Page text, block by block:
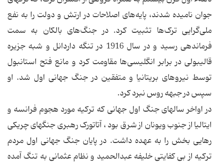
جوان نامیده شدند، پایه‌های اصلاحات در ارتش و دولت را به نفع
ملی‌گرایی ترک‌ها تثبیت کرد. در جنگ‌های بالکان به سمت
فرماندهی رسید و در سال 1916 در تنگه داردانل و شبه جزیره
قالیبولی در برابر انگلیسی‌ها مقاومت کرد و مانع فتح استانبول
توسط نیروهای بریتانیا و متفقین در جنگ جهانی اول شد. او
سپس در جبهه روس نبرد کرد.
در اواخر سالهای جنگ اول جهانی که ترکیه مورد هجوم فرانسه و
ایتالیا از جنوب ویونان از شرق بود ، آتاتورک رهبری جنگهای چریکی
رهایی بخش را به عهده داشت. در پایان جنگ جهانی اول مردم
ترکیه از بی کفایتی خلیفه عبدالحمید و نظام عثمانی به تنگ آمده